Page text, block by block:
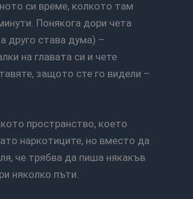
Понякога дори чета
друго става дума) –
на главата си и чете
защото сте го видели –
наркотиците, но вместо да
че трябва да пиша някакъв
няколко пъти.